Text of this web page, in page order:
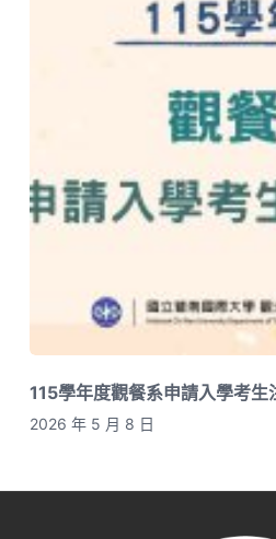
115學年度觀餐系申請入學考生
2026 年 5 月 8 日